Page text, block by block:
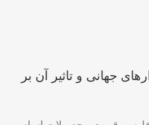
جهانی و تاثیر آن بر